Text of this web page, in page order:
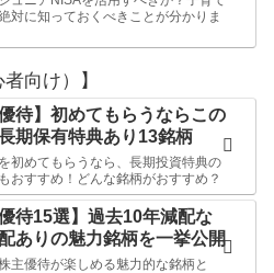
対に知っておくべきことが分かりま
向け）】
優待】初めてもらうならこの
期保有特典あり13銘柄
初めてもらうなら、長期投資特典の
おすすめ！どんな銘柄がおすすめ？
優待15選】過去10年減配な
ありの魅力銘柄を一挙公開
主優待が楽しめる魅力的な銘柄と